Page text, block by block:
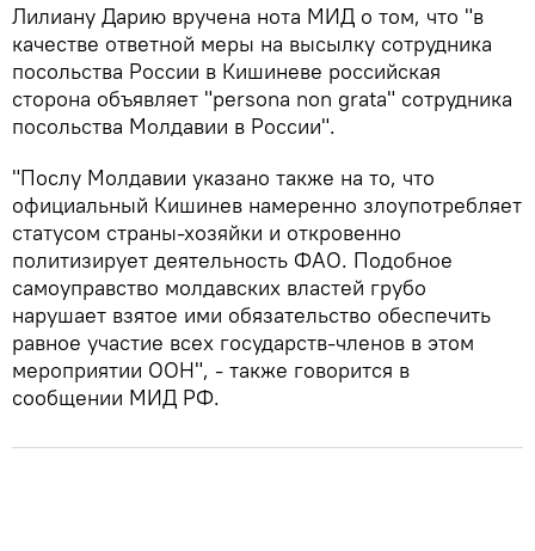
Лилиану Дарию вручена нота МИД о том, что "в
качестве ответной меры на высылку сотрудника
посольства России в Кишиневе российская
сторона объявляет "persona non grata" сотрудника
посольства Молдавии в России".
"Послу Молдавии указано также на то, что
официальный Кишинев намеренно злоупотребляет
статусом страны-хозяйки и откровенно
политизирует деятельность ФАО. Подобное
самоуправство молдавских властей грубо
нарушает взятое ими обязательство обеспечить
равное участие всех государств-членов в этом
мероприятии ООН", - также говорится в
сообщении МИД РФ.